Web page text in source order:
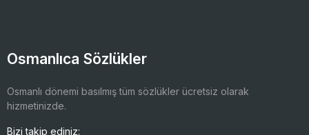
Osmanlıca Sözlükler
Osmanlı dönemi basılmış tüm sözlükler ücretsiz olarak
hizmetinizde.
Bizi takip ediniz: